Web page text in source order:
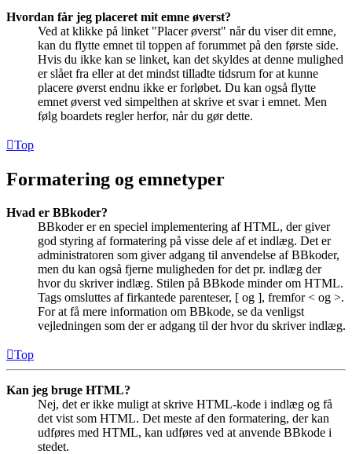
Hvordan får jeg placeret mit emne øverst?
Ved at klikke på linket "Placer øverst" når du viser dit emne,
kan du flytte emnet til toppen af forummet på den første side.
Hvis du ikke kan se linket, kan det skyldes at denne mulighed
er slået fra eller at det mindst tilladte tidsrum for at kunne
placere øverst endnu ikke er forløbet. Du kan også flytte
emnet øverst ved simpelthen at skrive et svar i emnet. Men
følg boardets regler herfor, når du gør dette.
Top
Formatering og emnetyper
Hvad er BBkoder?
BBkoder er en speciel implementering af HTML, der giver
god styring af formatering på visse dele af et indlæg. Det er
administratoren som giver adgang til anvendelse af BBkoder,
men du kan også fjerne muligheden for det pr. indlæg der
hvor du skriver indlæg. Stilen på BBkode minder om HTML.
Tags omsluttes af firkantede parenteser, [ og ], fremfor < og >.
For at få mere information om BBkode, se da venligst
vejledningen som der er adgang til der hvor du skriver indlæg.
Top
Kan jeg bruge HTML?
Nej, det er ikke muligt at skrive HTML-kode i indlæg og få
det vist som HTML. Det meste af den formatering, der kan
udføres med HTML, kan udføres ved at anvende BBkode i
stedet.